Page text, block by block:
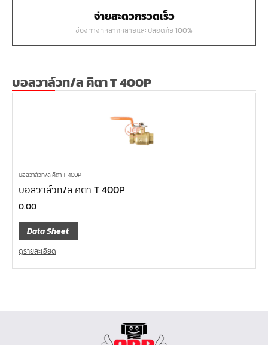
จ่ายสะดวกรวดเร็ว
ช่องทางที่หลากหลายและปลอดภัย 100%
บอลวาล์วท/ล คิตา T 400P
บอลวาล์วท/ล คิตา T 400P
บอลวาล์วท/ล คิตา T 400P
0.00
Data Sheet
ดูรายละเอียด